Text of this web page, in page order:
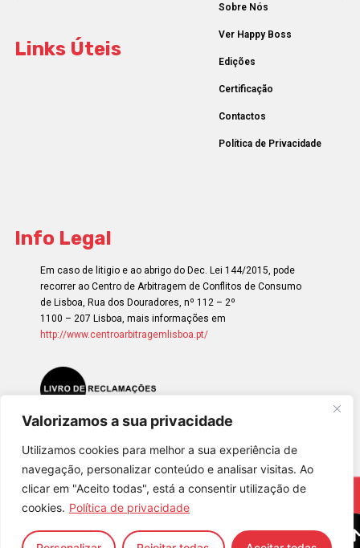
Valorizamos a sua privacidade
Utilizamos cookies para melhor a sua experiência de
navegação, personalizar conteúdo e analisar visitas. Ao
clicar em "Aceito todas", está a consentir utilização de
cookies. Política de privacidade
Links Úteis
Sobre Nós
Ver Happy Boss
Edições
Certificação
Contactos
Política de Privacidade
Info Legal
Em caso de litigio e ao abrigo do Dec. Lei 144/2015, pode
recorrer ao Centro de Arbitragem de Conflitos de Consumo
de Lisboa, Rua dos Douradores, nº 112 – 2º
1100 – 207 Lisboa, mais informações em
http://www.centroarbitragemlisboa.pt/
© 2023 – Happiness Works, All rights reserved